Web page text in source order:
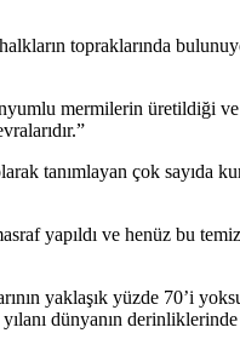
topraklarında
mermilerin üretildiği
tanımlayan çok sayıda
yapıldı ve henüz bu
yaklaşık yüzde 70’i
dünyanın derinliklerinde